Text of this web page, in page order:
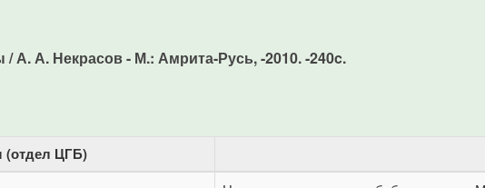
А. А. Некрасов - М.: Амрита-Русь, -2010. -240c.
(отдел ЦГБ)